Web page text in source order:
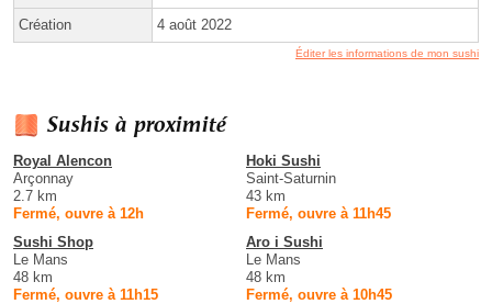
Création 4 août 2022
Éditer les informations de mon sushi
Sushis à proximité
Royal Alencon
Arçonnay
2.7 km
Fermé, ouvre à 12h
Hoki Sushi
Saint-Saturnin
43 km
Fermé, ouvre à 11h45
Sushi Shop
Le Mans
48 km
Fermé, ouvre à 11h15
Aro i Sushi
Le Mans
48 km
Fermé, ouvre à 10h45